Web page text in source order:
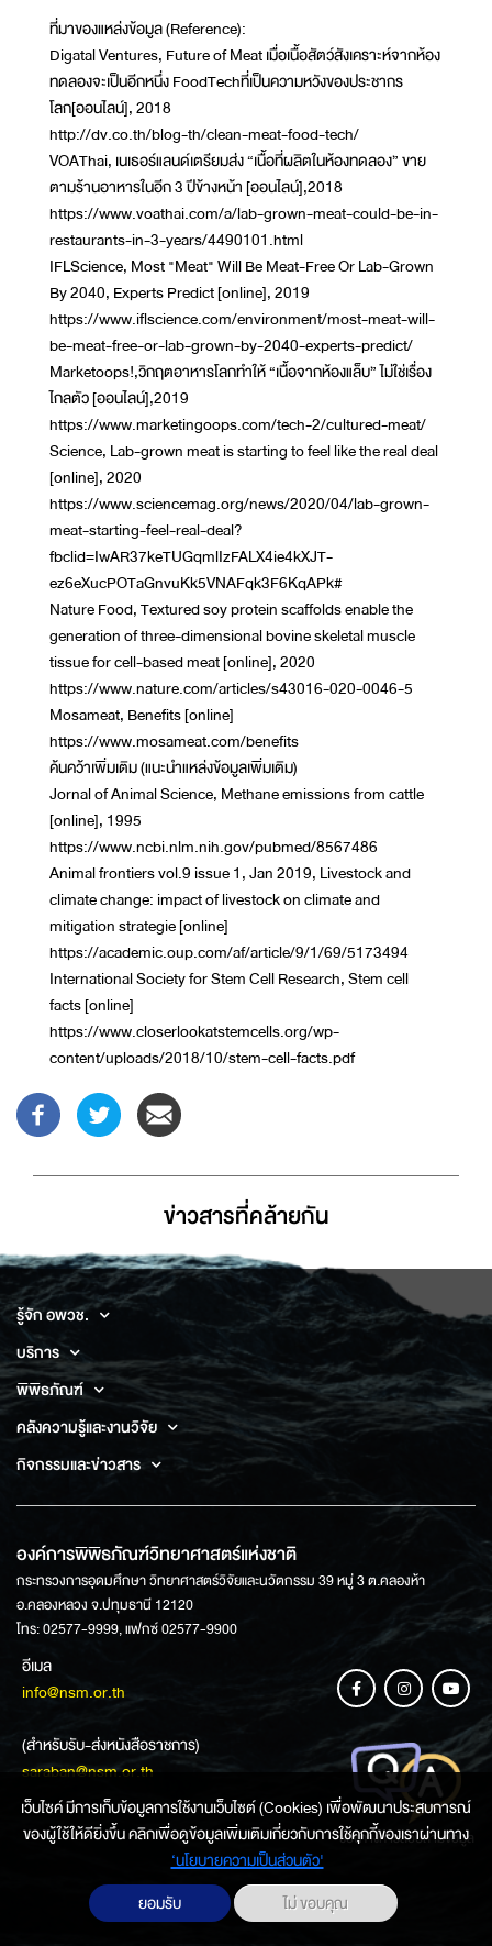
ที่มาของแหล่งข้อมูล (Reference):
Digatal Ventures, Future of Meat เมื่อเนื้อสัตว์สังเคราะห์จากห้อง
ทดลองจะเป็นอีกหนึ่ง FoodTechที่เป็นความหวังของประชากร
โลก[ออนไลน์], 2018
http://dv.co.th/blog-th/clean-meat-food-tech/
VOAThai, เนเธอร์แลนด์เตรียมส่ง “เนื้อที่ผลิตในห้องทดลอง” ขาย
ตามร้านอาหารในอีก 3 ปีข้างหน้า [ออนไลน์],2018
https://www.voathai.com/a/lab-grown-meat-could-be-in-
restaurants-in-3-years/4490101.html
IFLScience, Most "Meat" Will Be Meat-Free Or Lab-Grown
By 2040, Experts Predict [online], 2019
https://www.iflscience.com/environment/most-meat-will-
be-meat-free-or-lab-grown-by-2040-experts-predict/
Marketoops!,วิกฤตอาหารโลกทำให้ “เนื้อจากห้องแล็บ” ไม่ใช่เรื่อง
ไกลตัว [ออนไลน์],2019
https://www.marketingoops.com/tech-2/cultured-meat/
Science, Lab-grown meat is starting to feel like the real deal
[online], 2020
https://www.sciencemag.org/news/2020/04/lab-grown-
meat-starting-feel-real-deal?
fbclid=IwAR37keTUGqmlIzFALX4ie4kXJT-
ez6eXucPOTaGnvuKk5VNAFqk3F6KqAPk#
Nature Food, Textured soy protein scaffolds enable the
generation of three-dimensional bovine skeletal muscle
tissue for cell-based meat [online], 2020
https://www.nature.com/articles/s43016-020-0046-5
Mosameat, Benefits [online]
https://www.mosameat.com/benefits
ค้นคว้าเพิ่มเติม (แนะนำแหล่งข้อมูลเพิ่มเติม)
Jornal of Animal Science, Methane emissions from cattle
[online], 1995
https://www.ncbi.nlm.nih.gov/pubmed/8567486
Animal frontiers vol.9 issue 1, Jan 2019, Livestock and
climate change: impact of livestock on climate and
mitigation strategie [online]
https://academic.oup.com/af/article/9/1/69/5173494
International Society for Stem Cell Research, Stem cell
facts [online]
https://www.closerlookatstemcells.org/wp-
content/uploads/2018/10/stem-cell-facts.pdf
ข่าวสารที่่คล้ายกัน
รู้จัก อพวช.
บริการ
พิพิธภัณฑ์
คลังความรู้และงานวิจัย
กิจกรรมและข่าวสาร
องค์การพิพิธภัณฑ์วิทยาศาสตร์แห่งชาติ
กระทรวงการอุดมศึกษา วิทยาศาสตร์วิจัยและนวัตกรรม 39 หมู่ 3 ต.คลองห้า
อ.คลองหลวง จ.ปทุมธานี 12120
โทร: 02577-9999, แฟกซ์ 02577-9900
อีเมล
info@nsm.or.th
(สำหรับรับ-ส่งหนังสือราชการ)
saraban@nsm.or.th
ช่องทางการสอบถามข้อมูล
เว็บไซค์ มีการเก็บข้อมูลการใช้งานเว็บไซต์ (Cookies) เพื่อพัฒนาประสบการณ์
ของผู้ใช้ให้ดียิ่งขึ้น คลิกเพื่อดูข้อมูลเพิ่มเติมเกี่ยวกับการใช้คุกกี้ของเราผ่านทาง
‘นโยบายความเป็นส่วนตัว'
ยอมรับ
ไม่ ขอบคุณ